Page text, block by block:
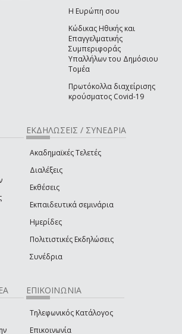
Η Ευρώπη σου
Κώδικας Ηθικής και
Επαγγελματικής
Συμπεριφοράς
Υπαλλήλων του Δημόσιου
Τομέα
Πρωτόκολλα διαχείρισης
κρούσματος Covid-19
ΕΚΔΗΛΩΣΕΙΣ / ΣΥΝΕΔΡΙΑ
Ακαδημαϊκές Τελετές
Διαλέξεις
Εκθέσεις
Εκπαιδευτικά σεμινάρια
Ημερίδες
Πολιτιστικές Εκδηλώσεις
Συνέδρια
ΕΠΙΚΟΙΝΩΝΙΑ
Τηλεφωνικός Κατάλογος
Επικοινωνία